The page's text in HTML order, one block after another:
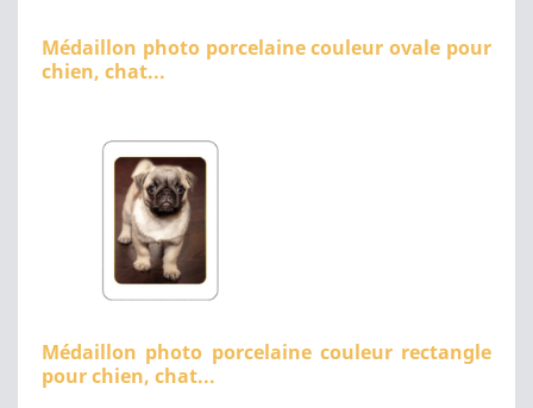
Médaillon photo porcelaine couleur ovale pour
chien, chat...
Médaillon photo porcelaine couleur rectangle
pour chien, chat...